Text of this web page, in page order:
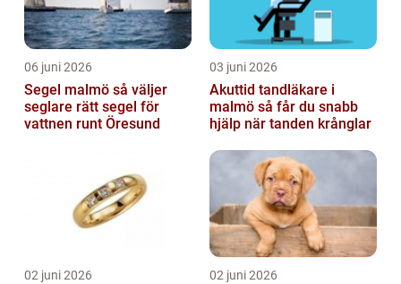
06 juni 2026
Segel malmö så väljer
seglare rätt segel för
vattnen runt Öresund
03 juni 2026
Akuttid tandläkare i
malmö så får du snabb
hjälp när tanden krånglar
02 juni 2026 02 juni 2026